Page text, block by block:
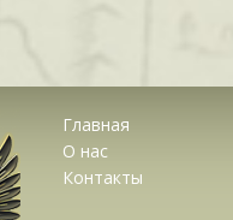
Главная
О нас
Контакты